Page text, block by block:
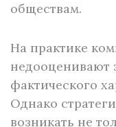
обществам.
На практике
недооценивают
фактического
Однако
возникать не